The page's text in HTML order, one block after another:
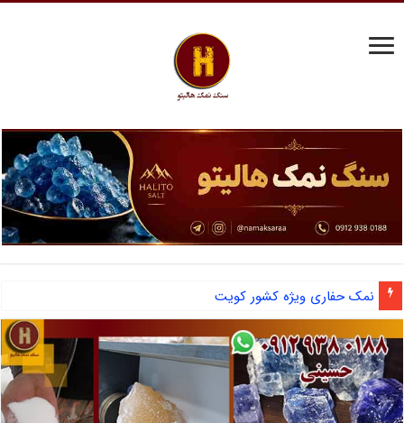
آشنایی با نمک دانه شکری و مزایای صادرات نمک صنعتی